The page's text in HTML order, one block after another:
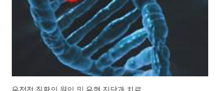
화는 종종 세포의 기능에 영향을 미칩니다. 세포는 다양한 기능을 수행하